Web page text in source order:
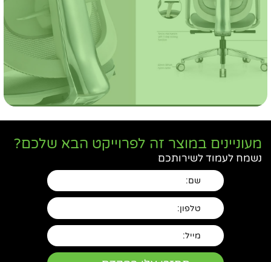
מעוניינים במוצר זה לפרוייקט הבא שלכם?
נשמח לעמוד לשירותכם